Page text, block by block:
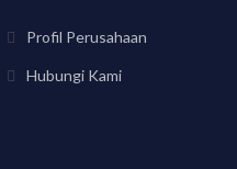
Profil Perusahaan
Hubungi Kami